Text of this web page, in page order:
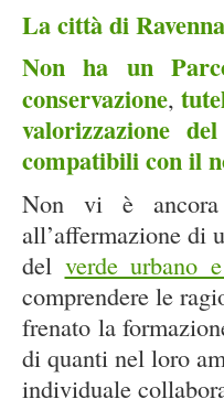
La città di
Non ha un
conservazione,
valorizzazione
compatibili con il
Non vi è ancora
all’affermazione di
del verde urbano
comprendere le
frenato la
di quanti nel loro
individuale